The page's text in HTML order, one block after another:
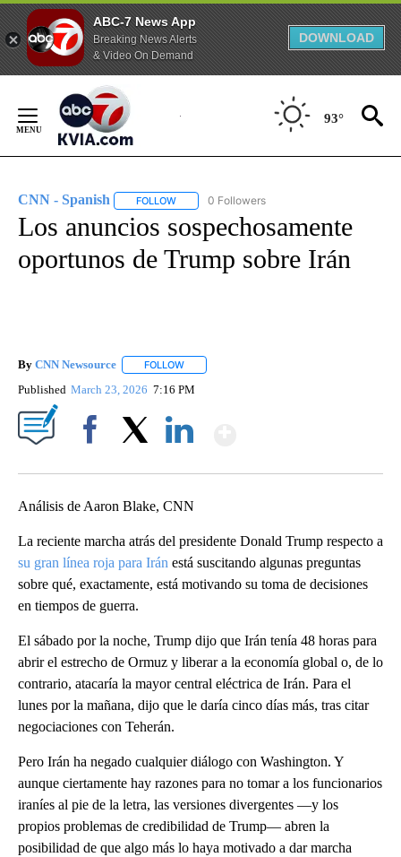
ABC-7 News App
Breaking News Alerts
& Video On Demand
DOWNLOAD
Content
93°
CNN - Spanish FOLLOW FOLLOW "CNN - SPANISH" TO RECEIVE
0 Followers
Los anuncios sospechosamente
oportunos de Trump sobre Irán
By CNN Newsource FOLLOW
Published March 23, 2026 7:16 PM
Análisis de Aaron Blake, CNN
La reciente marcha atrás del presidente Donald Trump respecto a
su gran línea roja para Irán está suscitando algunas preguntas
sobre qué, exactamente, está motivando su toma de decisiones
en tiempos de guerra.
El sábado por la noche, Trump dijo que Irán tenía 48 horas para
abrir el estrecho de Ormuz y liberar a la economía global o, de lo
contrario, atacaría la mayor central eléctrica de Irán. Para el
lunes por la mañana, dijo que le daría cinco días más, tras citar
negociaciones con Teherán.
Pero Irán ha negado cualquier diálogo con Washington. Y
aunque ciertamente hay razones para no tomar a los funcionarios
iraníes al pie de la letra, las versiones divergentes —y los
propios problemas de credibilidad de Trump— abren la
posibilidad de que algo más lo haya motivado a dar marcha